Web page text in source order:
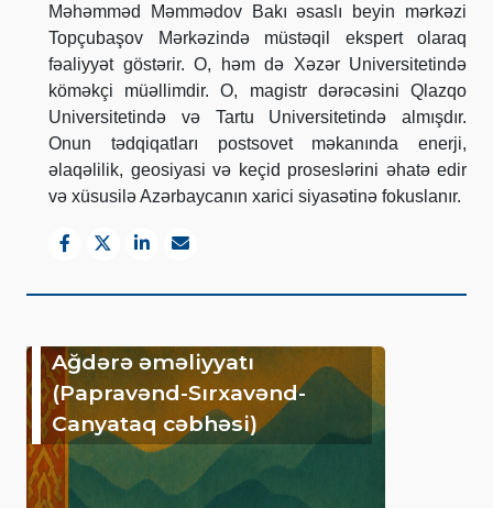
Məhəmməd Məmmədov Bakı əsaslı beyin mərkəzi
Topçubaşov Mərkəzində müstəqil ekspert olaraq
fəaliyyət göstərir. O, həm də Xəzər Universitetində
köməkçi müəllimdir. O, magistr dərəcəsini Qlazqo
Universitetində və Tartu Universitetində almışdır.
Onun tədqiqatları postsovet məkanında enerji,
əlaqəlilik, geosiyasi və keçid proseslərini əhatə edir
və xüsusilə Azərbaycanın xarici siyasətinə fokuslanır.
Ağdərə əməliyyatı
(Papravənd-Sırxavənd-
Canyataq cəbhəsi)